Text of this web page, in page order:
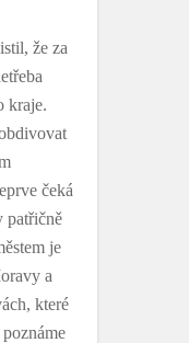
že za
kraje.
čeká
patřičně
je
a
které